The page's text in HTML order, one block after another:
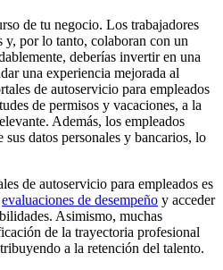
de tu negocio. Los trabajadores
y, por lo tanto, colaboran con un
deberías invertir en una
una experiencia mejorada al
de autoservicio para empleados
de permisos y vacaciones, a la
Además, los empleados
datos personales y bancarios, lo
de autoservicio para empleados es
evaluaciones de desempeño y acceder
Asimismo, muchas
de la trayectoria profesional
a la retención del talento.